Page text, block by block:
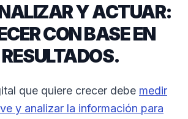
Y ACTUAR:
CON BASE EN
que quiere crecer debe medir
y analizar la información para